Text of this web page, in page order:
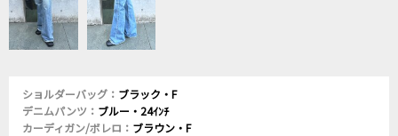
ショルダーバッグ： ブラック・F
デニムパンツ： ブルー・24ｲﾝﾁ
カーディガン/ボレロ： ブラウン・F